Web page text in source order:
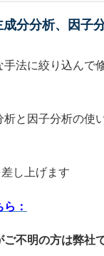
分分析、因子
手法に絞り込ん
析と因子分析の
し上げます
：
不明の方は弊社